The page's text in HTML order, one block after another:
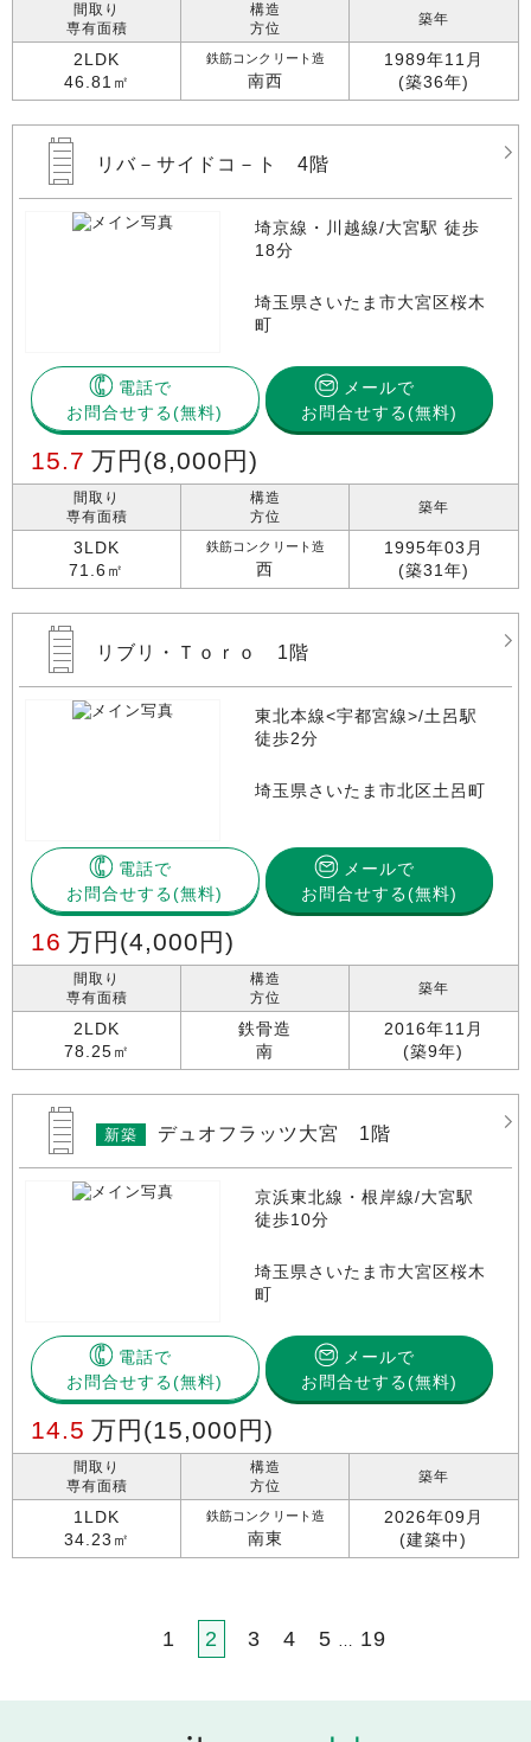
間取り
専有面積
2LDK
46.81㎡
構造
方位
鉄筋コンクリート造
南西
築年
1989年11月
(築36年)
リバ－サイドコ－ト 4階
埼京線・川越線/大宮駅 徒歩
18分
埼玉県さいたま市大宮区桜木
町
電話で
お問合せする
メールで
お問合せする(無料)
15.7 万円 (8,000円)
間取り
専有面積
3LDK
71.6㎡
構造
方位
鉄筋コンクリート造
西
築年
1995年03月
(築31年)
リブリ・Ｔｏｒｏ 1階
東北本線<宇都宮線>/土呂駅
徒歩2分
埼玉県さいたま市北区土呂町
電話で
お問合せする
メールで
お問合せする(無料)
16 万円 (4,000円)
間取り
専有面積
2LDK
78.25㎡
構造
方位
鉄骨造
南
築年
2016年11月
(築9年)
新築 デュオフラッツ大宮 1階
京浜東北線・根岸線/大宮駅
徒歩10分
埼玉県さいたま市大宮区桜木
町
電話で
お問合せする
メールで
お問合せする(無料)
14.5 万円 (15,000円)
間取り
専有面積
1LDK
34.23㎡
構造
方位
鉄筋コンクリート造
南東
築年
2026年09月
(建築中)
1 2 3 4 5 … 19